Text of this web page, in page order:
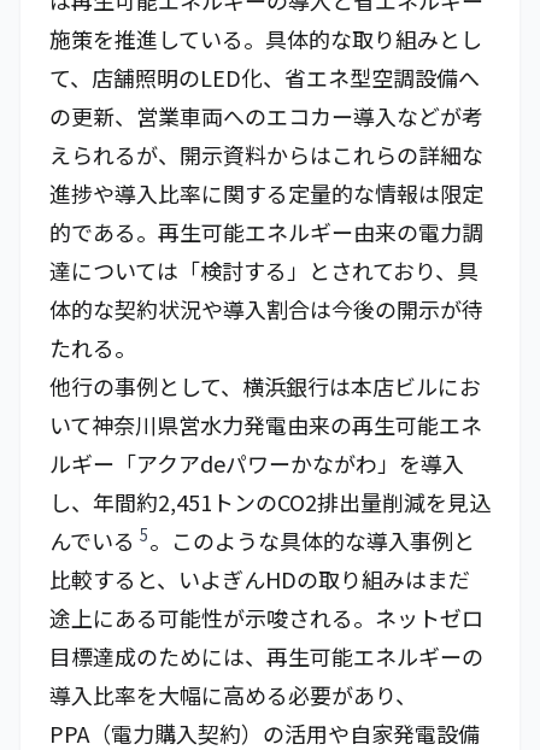
施策を推進している。具体的な取り組みとし
て、店舗照明のLED化、省エネ型空調設備へ
の更新、営業車両へのエコカー導入などが考
えられるが、開示資料からはこれらの詳細な
進捗や導入比率に関する定量的な情報は限定
的である。再生可能エネルギー由来の電力調
達については「検討する」とされており、具
体的な契約状況や導入割合は今後の開示が待
たれる。
他行の事例として、横浜銀行は本店ビルにお
いて神奈川県営水力発電由来の再生可能エネ
ルギー「アクアdeパワーかながわ」を導入
し、年間約2,451トンのCO2排出量削減を見込
んでいる 5。このような具体的な導入事例と
比較すると、いよぎんHDの取り組みはまだ
途上にある可能性が示唆される。ネットゼロ
目標達成のためには、再生可能エネルギーの
導入比率を大幅に高める必要があり、
PPA（電力購入契約）の活用や自家発電設備